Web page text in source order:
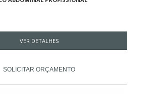
VER DETALHES
SOLICITAR ORÇAMENTO